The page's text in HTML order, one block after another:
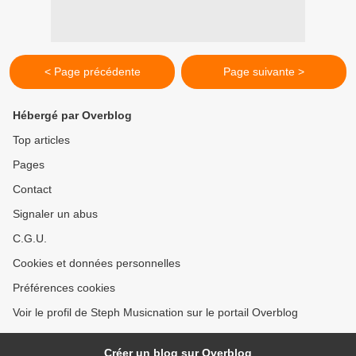
< Page précédente Page suivante >
Hébergé par Overblog
Top articles
Pages
Contact
Signaler un abus
C.G.U.
Cookies et données personnelles
Préférences cookies
Voir le profil de Steph Musicnation sur le portail Overblog
Créer un blog sur Overblog